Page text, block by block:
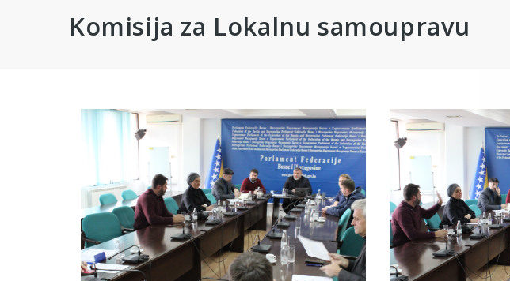
Komisija za Lokalnu samoupravu